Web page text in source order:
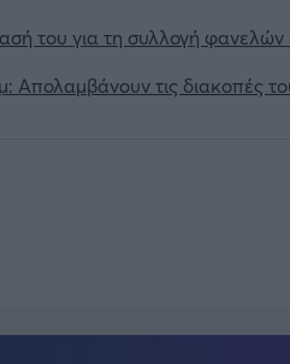
του για τη συλλογή φανελών
Απολαμβάνουν τις διακοπές